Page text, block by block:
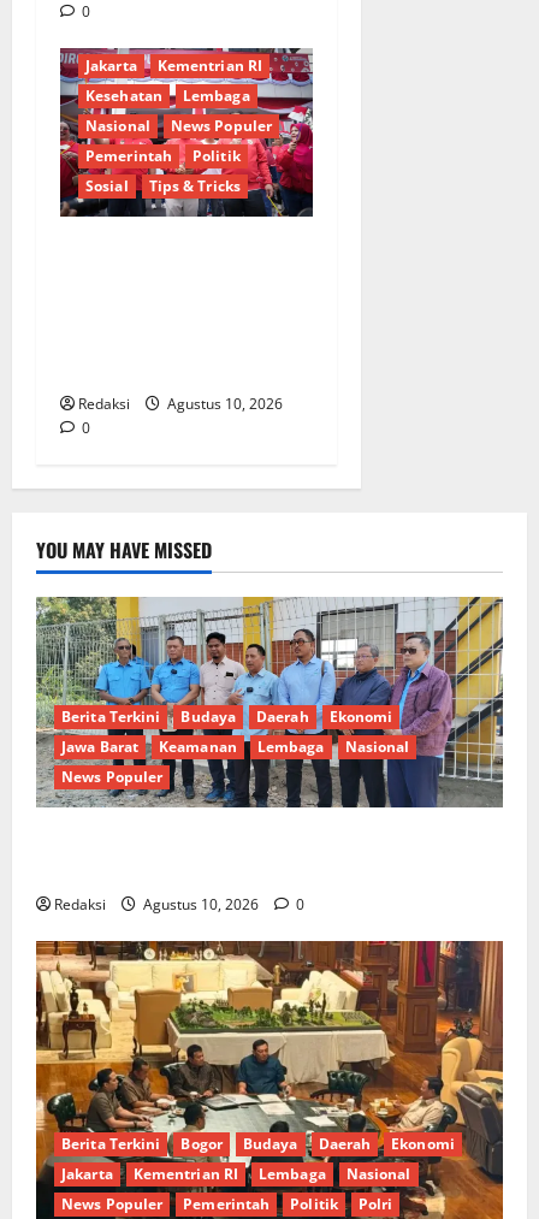
0
Jakarta
Kementrian RI
Kesehatan
Lembaga
Nasional
News Populer
Pemerintah
Politik
Sosial
Tips & Tricks
Redaksi
Agustus 10, 2026
0
YOU MAY HAVE MISSED
Berita Terkini Budaya Daerah
Ekonomi
Jawa Barat
Keamanan Lembaga
Nasional
News Populer
Redaksi Agustus 10, 2026 0
Berita Terkini Bogor Budaya Daerah
Ekonomi
Jakarta
Kementrian RI Lembaga
Nasional
News Populer
Pemerintah Politik
Polri